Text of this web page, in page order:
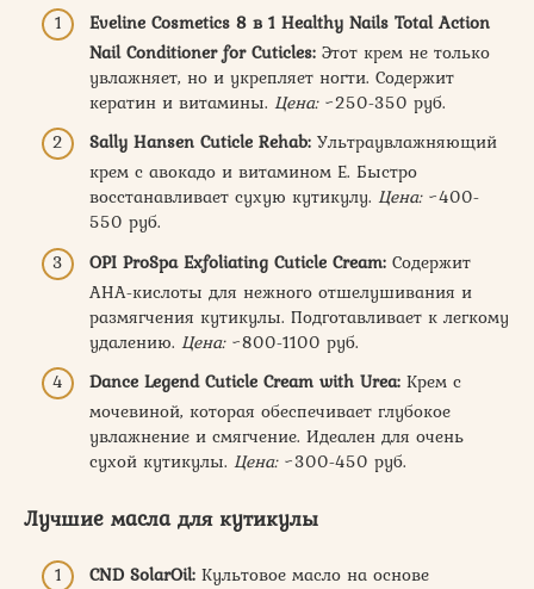
Eveline Cosmetics 8 в 1 Healthy Nails Total Action
Nail Conditioner for Cuticles: Этот крем не только
увлажняет, но и укрепляет ногти. Содержит
кератин и витамины. Цена:~250-350 руб.
Sally Hansen Cuticle Rehab: Ультраувлажняющий
крем с авокадо и витамином Е. Быстро
восстанавливает сухую кутикулу. Цена:~400-
550 руб.
OPI ProSpa Exfoliating Cuticle Cream: Содержит
AHA-кислоты для нежного отшелушивания и
размягчения кутикулы. Подготавливает к легкому
удалению. Цена:~800-1100 руб.
Dance Legend Cuticle Cream with Urea: Крем с
мочевиной, которая обеспечивает глубокое
увлажнение и смягчение. Идеален для очень
сухой кутикулы. Цена:~300-450 руб.
Лучшие масла для кутикулы
CND SolarOil: Культовое масло на основе